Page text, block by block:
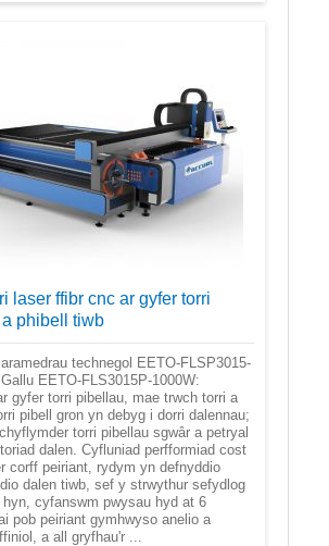
laser ffibr cnc ar gyfer torri
phibell tiwb
technegol EETO-FLSP3015-
EETO-FLS3015P-1000W:
gyfer torri pibellau, mae trwch torri a
pibell gron yn debyg i dorri dalennau;
torri pibellau sgwâr a petryal
dalen. Cyfluniad perfformiad cost
corff peiriant, rydym yn defnyddio
dalen tiwb, sef y strwythur sefydlog
hyn, cyfanswm pwysau hyd at 6
pob peiriant gymhwyso anelio a
a all gryfhau'r ...